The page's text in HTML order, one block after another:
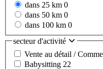
dans 25 km 0
dans 50 km 0
dans 100 km 0
secteur d'activité
Vente au détail /
Babysitting 22